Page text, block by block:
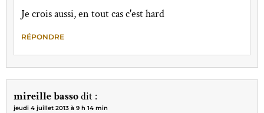
Je crois aussi, en tout cas c'est hard
RÉPONDRE
mireille bassodit :
jeudi 4 juillet 2013 à 9 h 14 min